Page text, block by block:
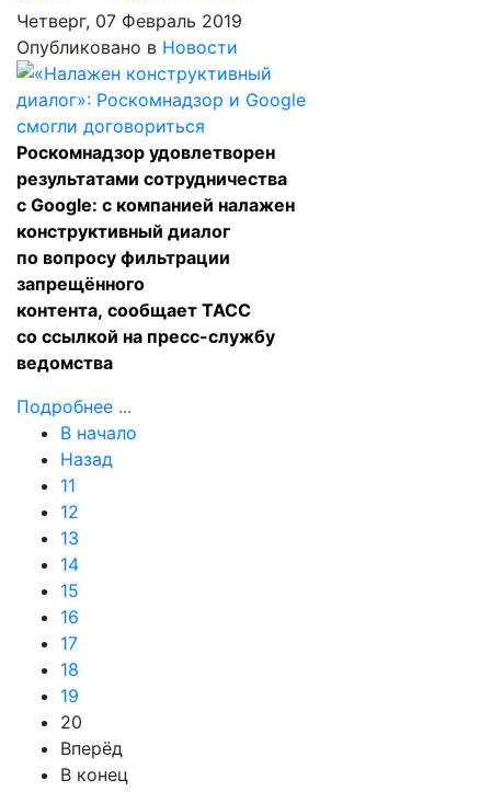
Четверг, 07 Февраль 2019
Опубликовано в Новости
Роскомнадзор удовлетворен
результатами сотрудничества
с Google: с компанией налажен
конструктивный диалог
по вопросу фильтрации
запрещённого
контента, сообщает ТАСС
со ссылкой на пресс-службу
ведомства
Подробнее ...
В начало
Назад
11
12
13
14
15
16
17
18
19
20
Вперёд
В конец